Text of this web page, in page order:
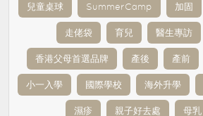
兒童桌球 SummerCamp 加固
走佬袋 育兒 醫生專訪
香港父母首選品牌 產後 產前
小一入學 國際學校 海外升學
濕疹 親子好去處 母乳